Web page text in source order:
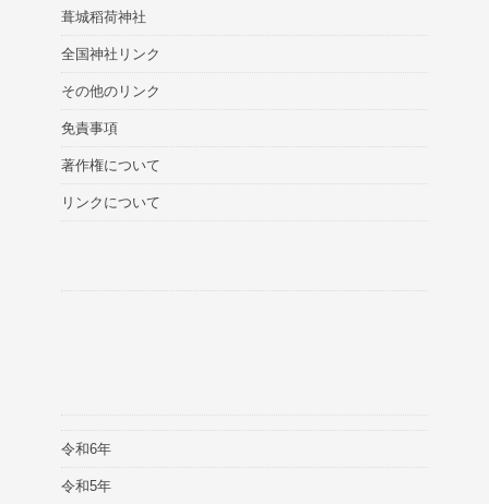
葺城稻荷神社
全国神社リンク
その他のリンク
免責事項
著作権について
リンクについて
令和6年
令和5年